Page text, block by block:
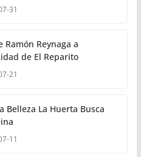
31
Ramón Reynaga a
de El Reparito
21
Belleza La Huerta Busca
11